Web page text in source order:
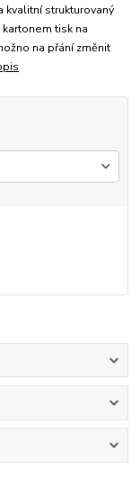
kvalitní strukturovaný
tisk na
na přání změnit